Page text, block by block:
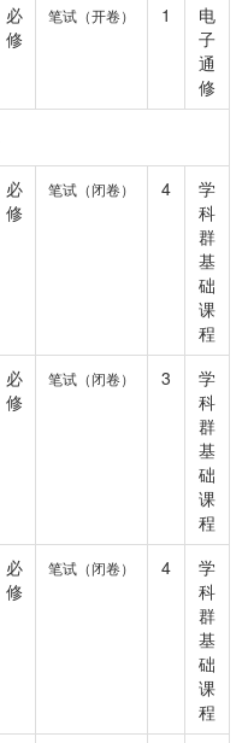
必
修
笔试（开卷） 1
电
子
通
修
必
修
笔试（闭卷） 4
学
科
群
基
础
课
程
必
修
笔试（闭卷） 3
学
科
群
基
础
课
程
必
修
笔试（闭卷） 4
学
科
群
基
础
课
程